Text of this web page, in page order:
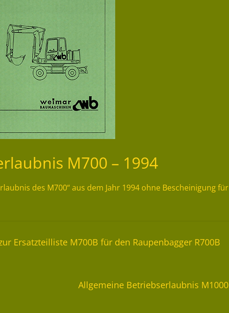
M700 – 1994
des M700“ aus dem Jahr 1994 ohne Bescheinigung für
Ersatzteilliste M700B für den Raupenbagger R700B
Allgemeine Betriebserlaubnis M1000